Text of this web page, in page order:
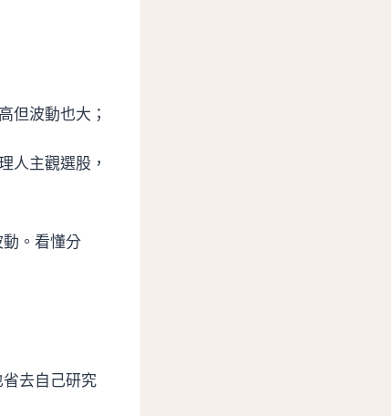
但波動也大；
人主觀選股，
。看懂分
去自己研究